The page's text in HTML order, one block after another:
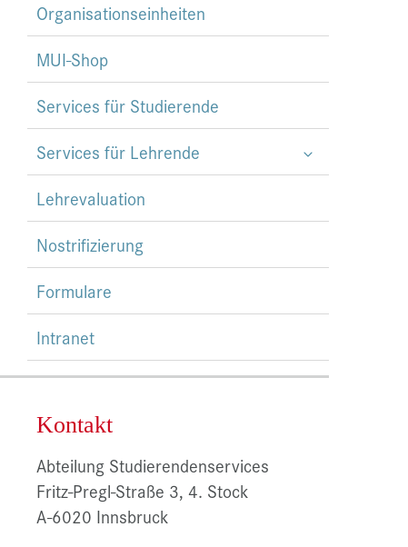
Organisationseinheiten
MUI-Shop
Services für Studierende
Services für Lehrende
Lehrevaluation
Nostrifizierung
Formulare
Intranet
Kontakt
Abteilung Studierendenservices
Fritz-Pregl-Straße 3, 4. Stock
A-6020 Innsbruck